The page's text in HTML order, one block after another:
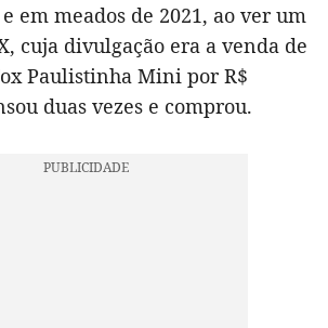
em meados de 2021, ao ver um
cuja divulgação era a venda de
Paulistinha Mini por R$
duas vezes e comprou.